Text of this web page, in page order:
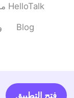
better?
RAB
Spopue
موقع HelloTalk
Blog
فتح التطبيق